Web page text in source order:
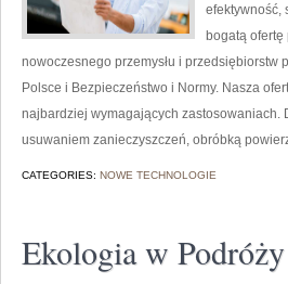
efektywność,
bogatą ofertę
nowoczesnego przemysłu i przedsiębiorstw
Polsce i Bezpieczeństwo i Normy. Nasza
najbardziej wymagających zastosowaniach.
usuwaniem zanieczyszczeń, obróbką
CATEGORIES: NOWE TECHNOLOGIE
Ekologia w Podróży